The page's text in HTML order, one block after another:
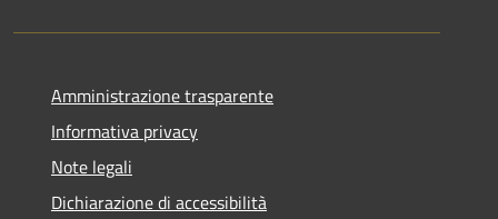
Amministrazione trasparente
Informativa privacy
Note legali
Dichiarazione di accessibilità